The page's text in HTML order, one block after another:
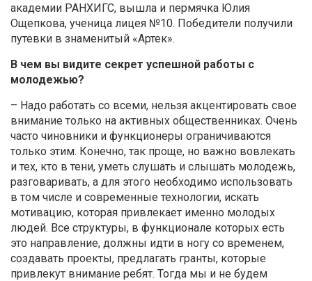
академии РАНХИГС, вышла и пермячка Юлия
Ощепкова, ученица лицея №10. Победители получили
путевки в знаменитый «Артек».
В чем вы видите секрет успешной работы с
молодежью?
– Надо работать со всеми, нельзя акцентировать свое
внимание только на активных общественниках. Очень
часто чиновники и функционеры ограничиваются
только этим. Конечно, так проще, но важно вовлекать
и тех, кто в тени, уметь слушать и слышать молодежь,
разговаривать, а для этого необходимо использовать
в том числе и современные технологии, искать
мотивацию, которая привлекает именно молодых
людей. Все структуры, в функционале которых есть
это направление, должны идти в ногу со временем,
создавать проекты, предлагать гранты, которые
привлекут внимание ребят. Тогда мы и не будем